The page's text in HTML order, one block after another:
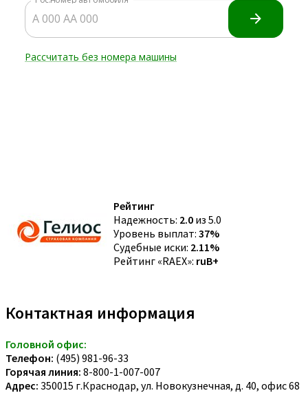
Рейтинг
Надежность: 2.0 из 5.0
Уровень выплат: 37%
Судебные иски: 2.11%
Рейтинг «RAEX»: ruB+
Контактная информация
Головной офис:
Телефон: (495) 981-96-33
Горячая линия: 8-800-1-007-007
Адрес: 350015 г.Краснодар, ул. Новокузнечная, д. 40, офис 68